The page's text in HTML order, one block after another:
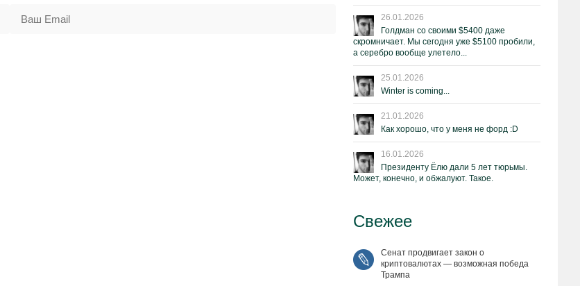
26.01.2026
Голдман со своими $5400 даже
скромничает. Мы сегодня уже $5100 пробили,
а серебро вообще улетело...
25.01.2026
Winter is coming...
21.01.2026
Как хорошо, что у меня не форд :D
16.01.2026
Президенту Ёлю дали 5 лет тюрьмы.
Может, конечно, и обжалуют. Такое.
Свежее
Сенат продвигает закон о
криптовалютах — возможная победа
Трампа